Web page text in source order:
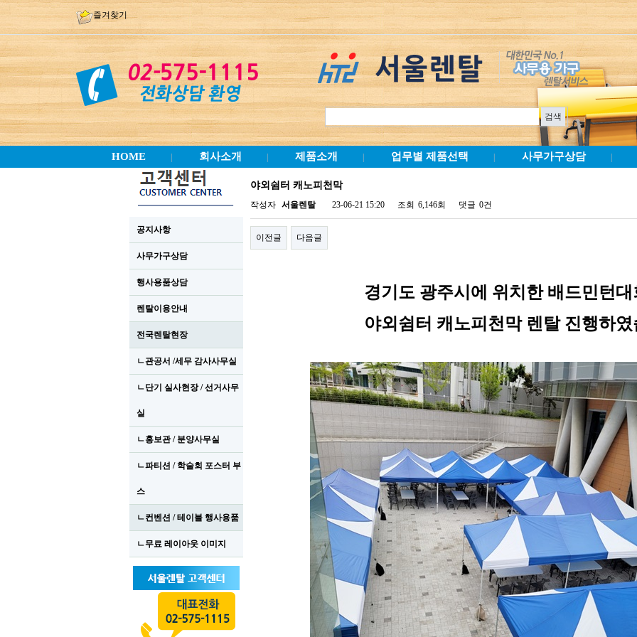
즐겨찾기
HOME 회사소개 제품소개 업무별 제품선택 사무가구상담
공지사항
사무가구상담
행사용품상담
렌탈이용안내
전국렌탈현장
ㄴ관공서 /세무 감사사무실
ㄴ단기 실사현장 / 선거사무
실
ㄴ홍보관 / 분양사무실
ㄴ파티션 / 학술회 포스터 부
스
ㄴ컨벤션 / 테이블 행사용품
ㄴ무료 레이아웃 이미지
야외쉼터 캐노피천막
작성자 서울렌탈 23-06-21 15:20 조회 6,146회 댓글 0건
이전글 다음글
경기도 광주시에 위치한 배드민턴
야외쉼터 캐노피천막 렌탈 진행하